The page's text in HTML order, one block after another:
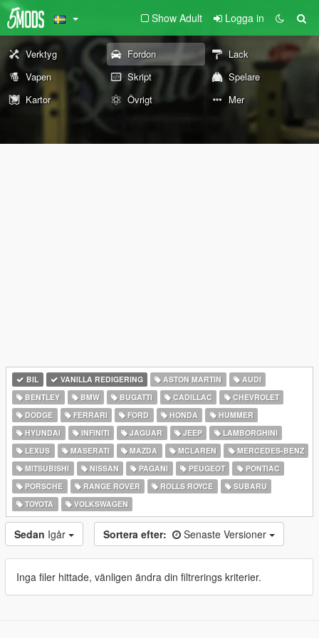
Show Adult Logga in
Verktyg Fordon
Lack
Vapen
Skript
Spelare
Kartor
Övrigt Mer
BIL VANILLA REDIGERING ASTON MARTIN
AUDI
BENTLEY
BMW BUGATTI CADILLAC
CHEVROLET
DODGE
FERRARI FORD HONDA
HUMMER
HYUNDAI
INFINITI JAGUAR JEEP
LAMBORGHINI
LEXUS
MASERATI MAZDA MCLAREN
MERCEDES-BENZ
MITSUBISHI
NISSAN PAGANI PEUGEOT
PONTIAC
PORSCHE
RANGE ROVER ROLLS ROYCE
SUBARU
TOYOTA
VOLKSWAGEN
Sedan Igår Sortera efter: Senaste Versioner
Inga filer hittade, vänligen ändra din filtrerings kriterier.